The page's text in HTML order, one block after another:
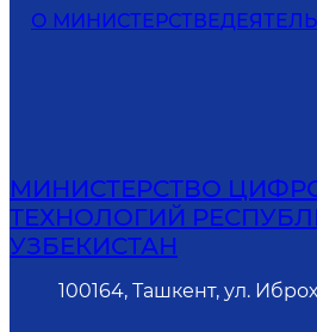
О МИНИСТЕРСТВЕ
МИНИСТЕРСТВО
ТЕХНОЛОГИЙ
УЗБЕКИСТАН
100164, Ташкент, ул.